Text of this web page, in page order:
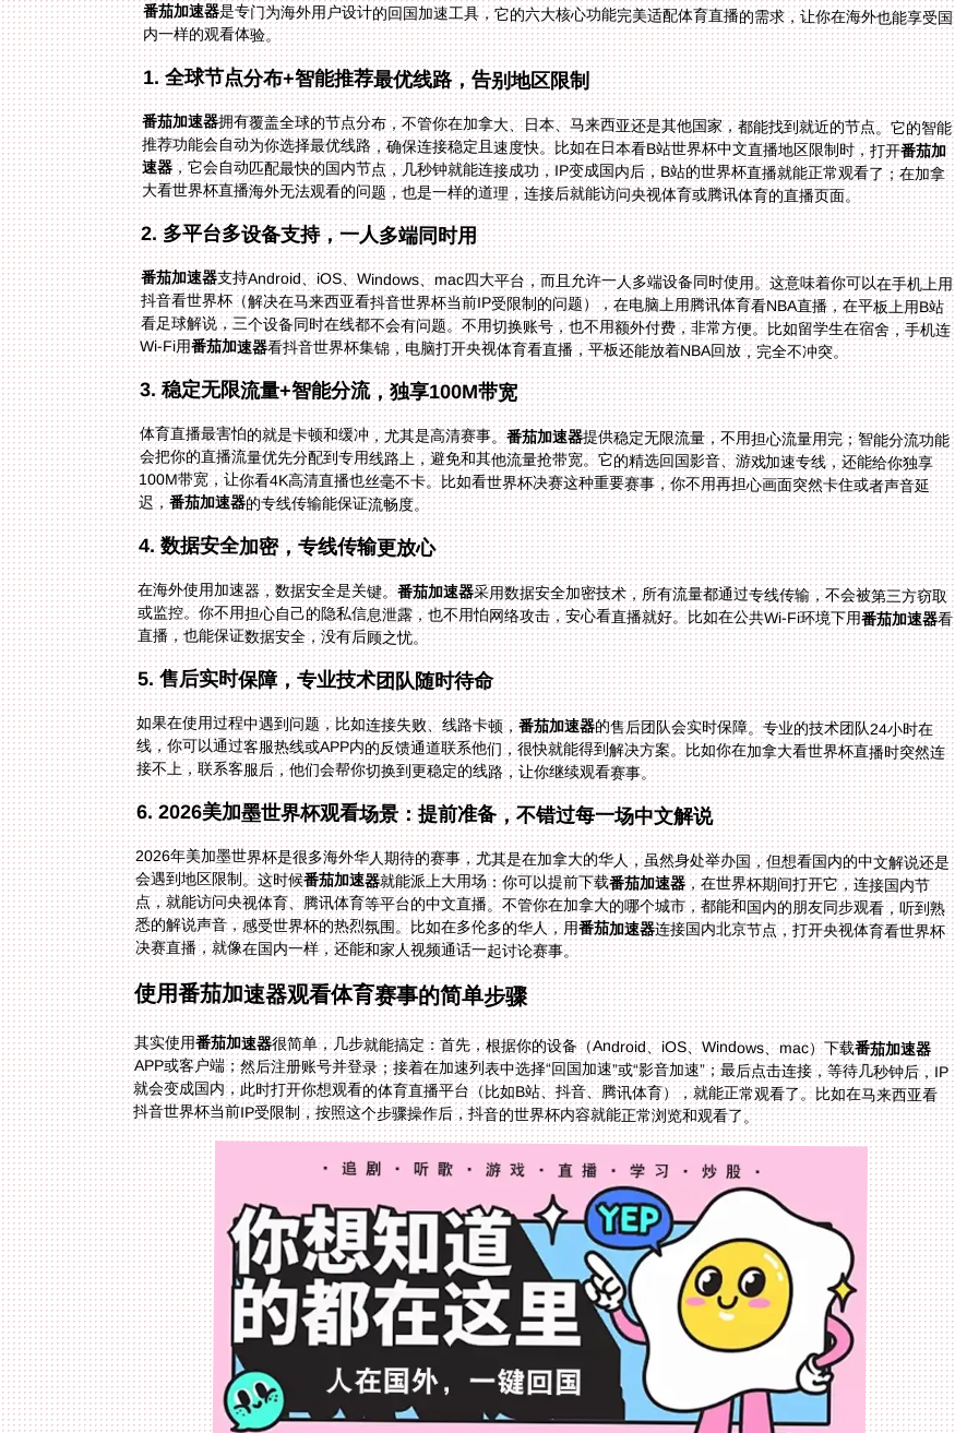
番茄加速器是专门为海外用户设计的回国加速工具，它的六大核心功能完美适配体育直播的需求，让你在海外也能享受国
内一样的观看体验。
1. 全球节点分布+智能推荐最优线路，告别地区限制
番茄加速器拥有覆盖全球的节点分布，不管你在加拿大、日本、马来西亚还是其他国家，都能找到就近的节点。它的智能
推荐功能会自动为你选择最优线路，确保连接稳定且速度快。比如在日本看B站世界杯中文直播地区限制时，打开番茄加
速器，它会自动匹配最快的国内节点，几秒钟就能连接成功，IP变成国内后，B站的世界杯直播就能正常观看了；在加拿
大看世界杯直播海外无法观看的问题，也是一样的道理，连接后就能访问央视体育或腾讯体育的直播页面。
2. 多平台多设备支持，一人多端同时用
番茄加速器支持Android、iOS、Windows、mac四大平台，而且允许一人多端设备同时使用。这意味着你可以在手机上用
抖音看世界杯（解决在马来西亚看抖音世界杯当前IP受限制的问题），在电脑上用腾讯体育看NBA直播，在平板上用B站
看足球解说，三个设备同时在线都不会有问题。不用切换账号，也不用额外付费，非常方便。比如留学生在宿舍，手机连
Wi-Fi用番茄加速器看抖音世界杯集锦，电脑打开央视体育看直播，平板还能放着NBA回放，完全不冲突。
3. 稳定无限流量+智能分流，独享100M带宽
体育直播最害怕的就是卡顿和缓冲，尤其是高清赛事。番茄加速器提供稳定无限流量，不用担心流量用完；智能分流功能
会把你的直播流量优先分配到专用线路上，避免和其他流量抢带宽。它的精选回国影音、游戏加速专线，还能给你独享
100M带宽，让你看4K高清直播也丝毫不卡。比如看世界杯决赛这种重要赛事，你不用再担心画面突然卡住或者声音延
迟，番茄加速器的专线传输能保证流畅度。
4. 数据安全加密，专线传输更放心
在海外使用加速器，数据安全是关键。番茄加速器采用数据安全加密技术，所有流量都通过专线传输，不会被第三方窃取
或监控。你不用担心自己的隐私信息泄露，也不用怕网络攻击，安心看直播就好。比如在公共Wi-Fi环境下用番茄加速器看
直播，也能保证数据安全，没有后顾之忧。
5. 售后实时保障，专业技术团队随时待命
如果在使用过程中遇到问题，比如连接失败、线路卡顿，番茄加速器的售后团队会实时保障。专业的技术团队24小时在
线，你可以通过客服热线或APP内的反馈通道联系他们，很快就能得到解决方案。比如你在加拿大看世界杯直播时突然连
接不上，联系客服后，他们会帮你切换到更稳定的线路，让你继续观看赛事。
6. 2026美加墨世界杯观看场景：提前准备，不错过每一场中文解说
2026年美加墨世界杯是很多海外华人期待的赛事，尤其是在加拿大的华人，虽然身处举办国，但想看国内的中文解说还是
会遇到地区限制。这时候番茄加速器就能派上大用场：你可以提前下载番茄加速器，在世界杯期间打开它，连接国内节
点，就能访问央视体育、腾讯体育等平台的中文直播。不管你在加拿大的哪个城市，都能和国内的朋友同步观看，听到熟
悉的解说声音，感受世界杯的热烈氛围。比如在多伦多的华人，用番茄加速器连接国内北京节点，打开央视体育看世界杯
决赛直播，就像在国内一样，还能和家人视频通话一起讨论赛事。
使用番茄加速器观看体育赛事的简单步骤
其实使用番茄加速器很简单，几步就能搞定：首先，根据你的设备（Android、iOS、Windows、mac）下载番茄加速器
APP或客户端；然后注册账号并登录；接着在加速列表中选择“回国加速”或“影音加速”；最后点击连接，等待几秒钟后，IP
就会变成国内，此时打开你想观看的体育直播平台（比如B站、抖音、腾讯体育），就能正常观看了。比如在马来西亚看
抖音世界杯当前IP受限制，按照这个步骤操作后，抖音的世界杯内容就能正常浏览和观看了。